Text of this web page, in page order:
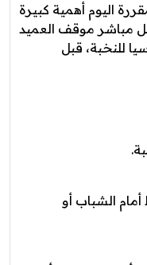
اليوم أهمية كبيرة
مباشر موقف العميد
للنخبة، قبل
الشباب أو